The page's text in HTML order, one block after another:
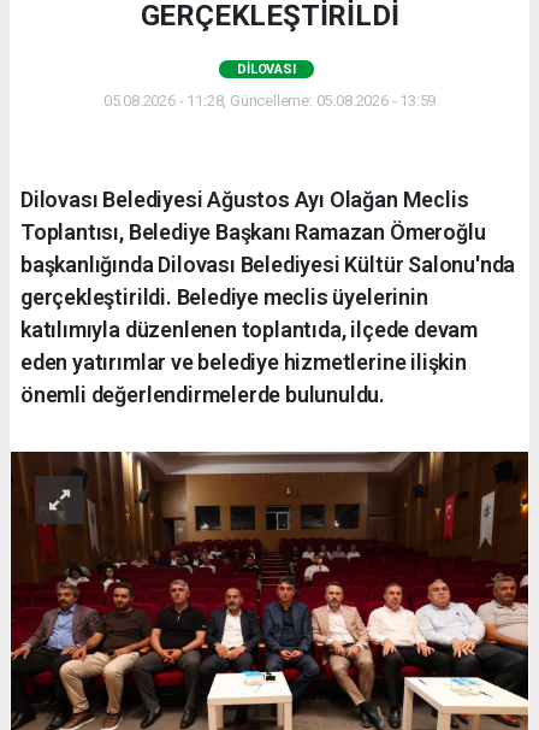
GERÇEKLEŞTİRİLDİ
DILOVASI
05.08.2026 - 11:28, Güncelleme: 05.08.2026 - 13:59
Dilovası Belediyesi Ağustos Ayı Olağan Meclis
Toplantısı, Belediye Başkanı Ramazan Ömeroğlu
başkanlığında Dilovası Belediyesi Kültür Salonu'nda
gerçekleştirildi. Belediye meclis üyelerinin
katılımıyla düzenlenen toplantıda, ilçede devam
eden yatırımlar ve belediye hizmetlerine ilişkin
önemli değerlendirmelerde bulunuldu.